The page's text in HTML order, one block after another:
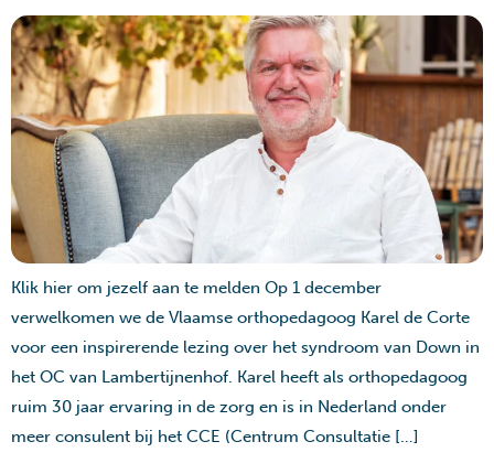
Klik hier om jezelf aan te melden Op 1 december
verwelkomen we de Vlaamse orthopedagoog Karel de Corte
voor een inspirerende lezing over het syndroom van Down in
het OC van Lambertijnenhof. Karel heeft als orthopedagoog
ruim 30 jaar ervaring in de zorg en is in Nederland onder
meer consulent bij het CCE (Centrum Consultatie […]